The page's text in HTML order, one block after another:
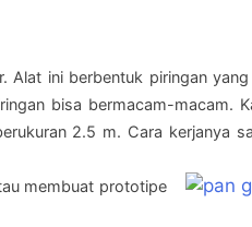
ini berbentuk piringan
bisa bermacam-macam.
2.5 m. Cara kerjanya
membuat prototipe